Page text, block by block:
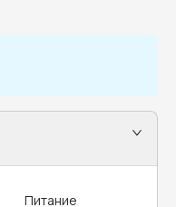
Питание